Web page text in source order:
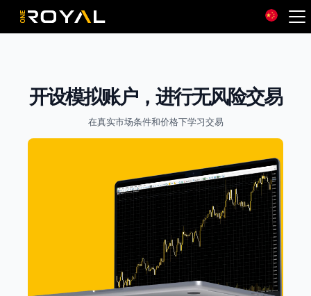
OneRoyal Home
开设模拟账户，进行无风险交易
在真实市场条件和价格下学习交易